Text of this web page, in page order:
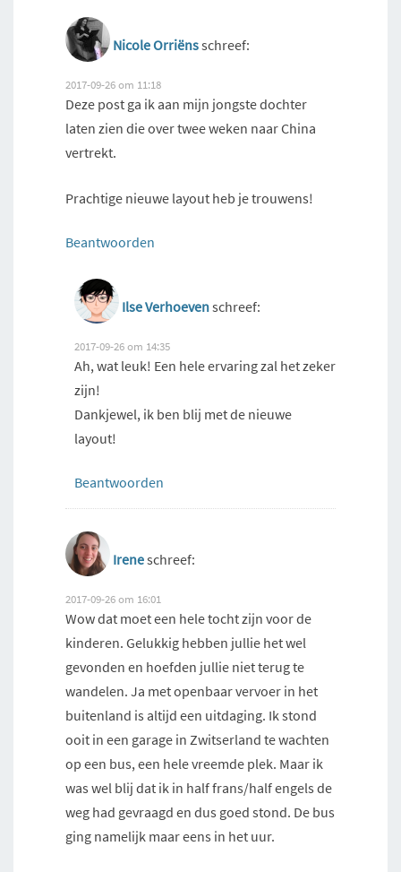
Nicole Orriënsschreef:
2017-09-26 om 11:18
Deze post ga ik aan mijn jongste dochter
laten zien die over twee weken naar China
vertrekt.
Prachtige nieuwe layout heb je trouwens!
Beantwoorden
Ilse Verhoevenschreef:
2017-09-26 om 14:35
Ah, wat leuk! Een hele ervaring zal het zeker
zijn!
Dankjewel, ik ben blij met de nieuwe
layout!
Beantwoorden
Ireneschreef:
2017-09-26 om 16:01
Wow dat moet een hele tocht zijn voor de
kinderen. Gelukkig hebben jullie het wel
gevonden en hoefden jullie niet terug te
wandelen. Ja met openbaar vervoer in het
buitenland is altijd een uitdaging. Ik stond
ooit in een garage in Zwitserland te wachten
op een bus, een hele vreemde plek. Maar ik
was wel blij dat ik in half frans/half engels de
weg had gevraagd en dus goed stond. De bus
ging namelijk maar eens in het uur.